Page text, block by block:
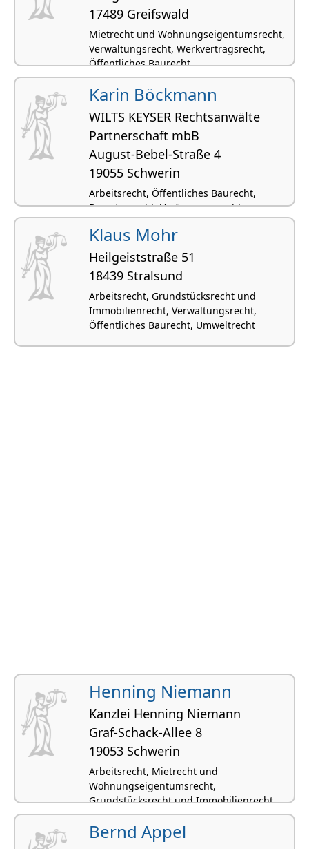
17489 Greifswald
Mietrecht und Wohnungseigentumsrecht,
Verwaltungsrecht, Werkvertragsrecht,
Öffentliches Baurecht
Karin Böckmann
WILTS KEYSER Rechtsanwälte
Partnerschaft mbB
August-Bebel-Straße 4
19055 Schwerin
Arbeitsrecht, Öffentliches Baurecht,
Beamtenrecht, Verfassungsrecht
Klaus Mohr
Heilgeiststraße 51
18439 Stralsund
Arbeitsrecht, Grundstücksrecht und
Immobilienrecht, Verwaltungsrecht,
Öffentliches Baurecht, Umweltrecht
Henning Niemann
Kanzlei Henning Niemann
Graf-Schack-Allee 8
19053 Schwerin
Arbeitsrecht, Mietrecht und
Wohnungseigentumsrecht,
Grundstücksrecht und Immobilienrecht,
Verwaltungsrecht, Öffentliches Baurecht
Bernd Appel